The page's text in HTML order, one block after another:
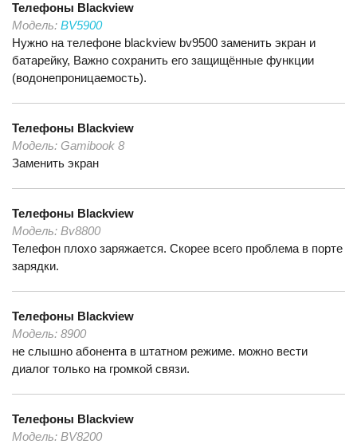
Телефоны Blackview
Модель: BV5900
Нужно на телефоне blackview bv9500 заменить экран и
батарейку, Важно сохранить его защищённые функции
(водонепроницаемость).
Телефоны Blackview
Модель: Gamibook 8
Заменить экран
Телефоны Blackview
Модель: Bv8800
Телефон плохо заряжается. Скорее всего проблема в порте
зарядки.
Телефоны Blackview
Модель: 8900
не слышно абонента в штатном режиме. можно вести
диалог только на громкой связи.
Телефоны Blackview
Модель: BV8200